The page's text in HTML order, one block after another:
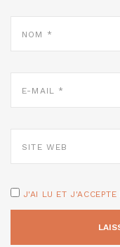
MAIL
WEB
J'AI LU ET J'ACCEPTE